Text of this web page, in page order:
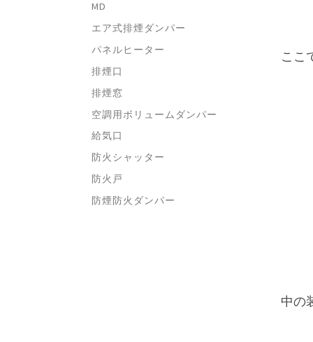
ここ
中の
MD
エア式排煙ダンパー
パネルヒーター
排煙口
排煙窓
空調用ボリュームダンパー
給気口
防火シャッター
防火戸
防煙防火ダンパー